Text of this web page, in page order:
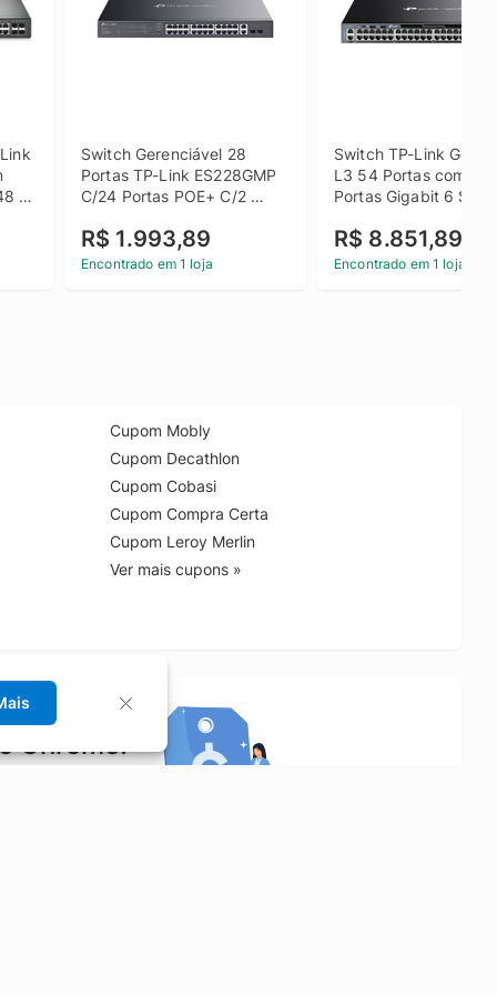
Switch Gerenciável 28
Portas TP-Link ES228GMP
C/24 Portas POE+ C/2
R$ 1.993,89
Encontrado em 1 loja
Switch TP-Link
L3 54 Portas com 48
Portas Gigabit 6 Slots
R$ 8.851,89
Encontrado em 1 loja
Cupom Mobly
Cupom Decathlon
Cupom Cobasi
Cupom Compra Certa
Cupom Leroy Merlin
Ver mais cupons »
Chrome!